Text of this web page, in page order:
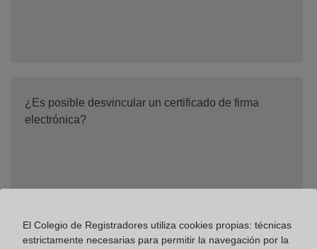
¿Es posible desvincular un certificado de firma
electrónica?
El Colegio de Registradores utiliza cookies propias: técnicas
estrictamente necesarias para permitir la navegación por la